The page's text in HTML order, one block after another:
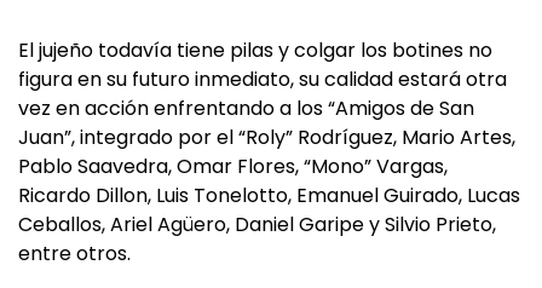
El jujeño todavía tiene pilas y colgar los botines no
figura en su futuro inmediato, su calidad estará otra
vez en acción enfrentando a los “Amigos de San
Juan”, integrado por el “Roly” Rodríguez, Mario Artes,
Pablo Saavedra, Omar Flores, “Mono” Vargas,
Ricardo Dillon, Luis Tonelotto, Emanuel Guirado, Lucas
Ceballos, Ariel Agüero, Daniel Garipe y Silvio Prieto,
entre otros.